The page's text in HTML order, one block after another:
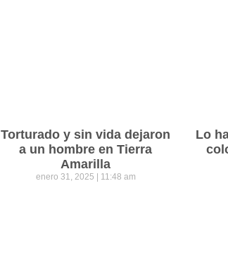
Torturado y sin vida dejaron
a un hombre en Tierra
Amarilla
enero 31, 2025 11:48 am
Lo